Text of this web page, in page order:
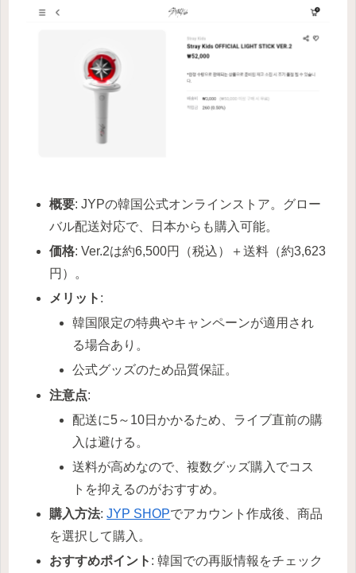
概要: JYPの韓国公式オンラインストア。グロー
バル配送対応で、日本からも購入可能。
価格: Ver.2は約6,500円（税込）＋送料（約3,623
円）。
メリット :
韓国限定の特典やキャンペーンが適用され
る場合あり。
公式グッズのため品質保証。
注意点:
配送に5～10日かかるため、ライブ直前の購
入は避ける。
送料が高めなので、複数グッズ購入でコス
トを抑えるのがおすすめ。
購入方法:JYP SHOPでアカウント作成後、商品
を選択して購入。
おすすめポイント : 韓国での再販情報をチェック